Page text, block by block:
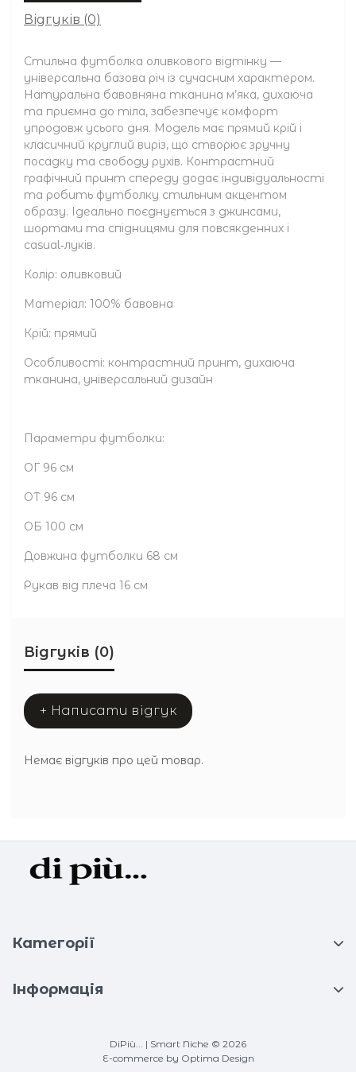
Відгуків (0)
Стильна футболка оливкового відтінку —
універсальна базова річ із сучасним характером.
Натуральна бавовняна тканина м’яка, дихаюча
та приємна до тіла, забезпечує комфорт
упродовж усього дня. Модель має прямий крій і
класичний круглий виріз, що створює зручну
посадку та свободу рухів. Контрастний
графічний принт спереду додає індивідуальності
та робить футболку стильним акцентом
образу. Ідеально поєднується з джинсами,
шортами та спідницями для повсякденних і
casual‑луків.
Колір: оливковий
Матеріал: 100% бавовна
Крій: прямий
Особливості: контрастний принт, дихаюча
тканина, універсальний дизайн
Параметри футболки:
ОГ 96 см
ОТ 96 см
ОБ 100 см
Довжина футболки 68 см
Рукав від плеча 16 см
Відгуків (0)
+ Написати відгук
Немає відгуків про цей товар.
Категорії
Інформація
DiPiù... | Smart Niche © 2026
E-commerce by Optima Design